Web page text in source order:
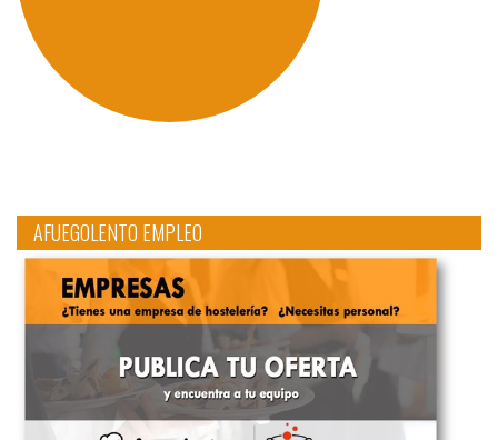
AFUEGOLENTO EMPLEO